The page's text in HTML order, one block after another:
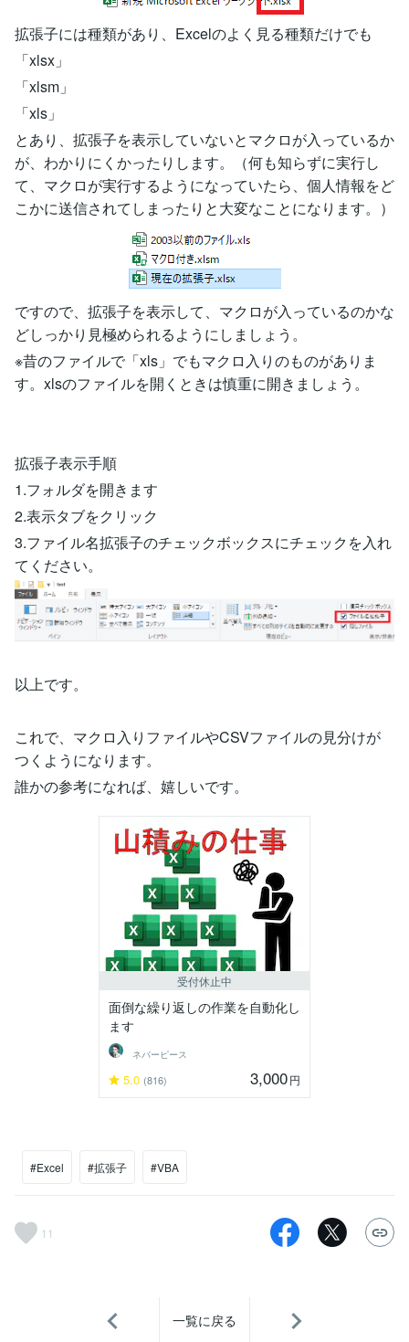
拡張子には種類があり、Excelのよく見る種類だけでも
「xlsx」
「xlsm」
「xls」
とあり、拡張子を表示していないとマクロが入っているか
が、わかりにくかったりします。（何も知らずに実行し
て、マクロが実行するようになっていたら、個人情報をど
こかに送信されてしまったりと大変なことになります。）
ですので、拡張子を表示して、マクロが入っているのかな
どしっかり見極められるようにしましょう。
※昔のファイルで「xls」でもマクロ入りのものがありま
す。xlsのファイルを開くときは慎重に開きましょう。
拡張子表示手順
1.フォルダを開きます
2.表示タブをクリック
3.ファイル名拡張子のチェックボックスにチェックを入れ
てください。
以上です。
これで、マクロ入りファイルやCSVファイルの見分けが
つくようになります。
誰かの参考になれば、嬉しいです。
受付休止中
面倒な繰り返しの作業を自動化し
ます
ネバーピース
5.0 (816) 3,000円
#Excel #拡張子 #VBA
11
一覧に戻る